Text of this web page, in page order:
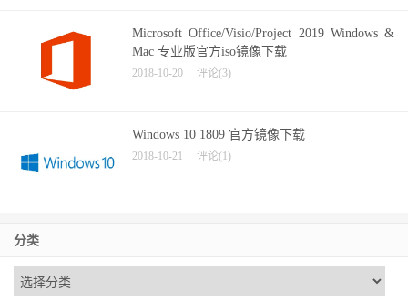
Microsoft Office/Visio/Project 2019 Windows &
Mac 专业版官方iso镜像下载
2018-10-20 评论(3)
Windows 10 1809 官方镜像下载
2018-10-21 评论(1)
分类